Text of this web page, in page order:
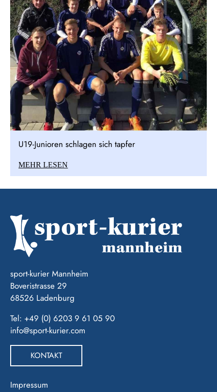
U19-Junioren schlagen sich tapfer
MEHR LESEN
sport-kurier Mannheim
Boveristrasse 29
68526 Ladenburg
Tel: +49 (0) 6203 9 61 05 90
info@sport-kurier.com
KONTAKT
Impressum